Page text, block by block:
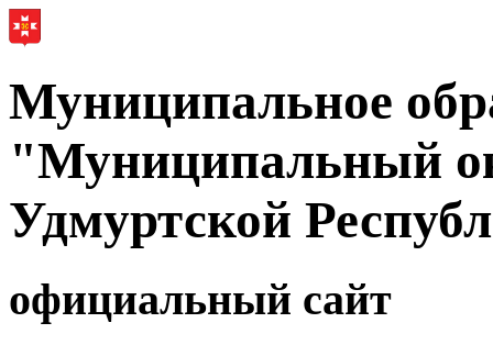
Муниципальное
"Муниципальный
Удмуртской
официальный сайт